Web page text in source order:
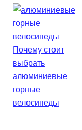
Почему стоит
выбрать
алюминиевые
горные
велосипеды